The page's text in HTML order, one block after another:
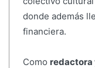
donde además
financiera.
Como redactora